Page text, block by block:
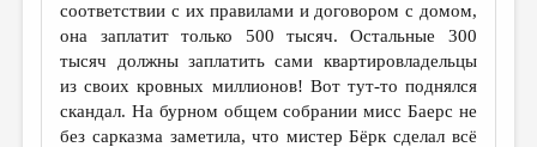
соответствии с их правилами и договором с домом,
она заплатит только 500 тысяч. Остальные 300
тысяч должны заплатить сами квартировладельцы
из своих кровных миллионов! Вот тут-то поднялся
скандал. На бурном общем собрании мисс Баерс не
без сарказма заметила, что мистер Бёрк сделал всё